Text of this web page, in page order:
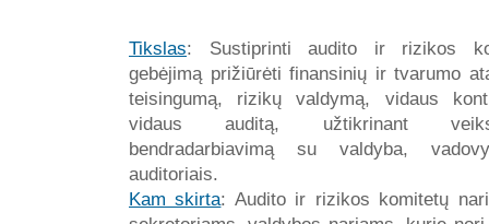
Tikslas: Sustiprinti audito ir rizikos
gebėjimą prižiūrėti finansinių ir tvarumo
teisingumą, rizikų valdymą, vidaus
vidaus auditą, užtikrinant
bendradarbiavimą su valdyba,
auditoriais.
Kam skirta: Audito ir rizikos komitetų